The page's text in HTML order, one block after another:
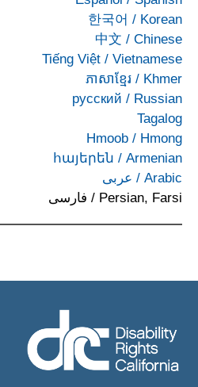
Korean
/
한국어
Chinese
/
中文
Vietnamese
/
Tiếng Việt
Khmer
/
ភាសាខ្មែរ
Russian
/
русский
Tagalog
Hmong
/
Hmoob
Armenian
/
հայերեն
Arabic
/ عربى
Persian, Farsi
/ فارسی